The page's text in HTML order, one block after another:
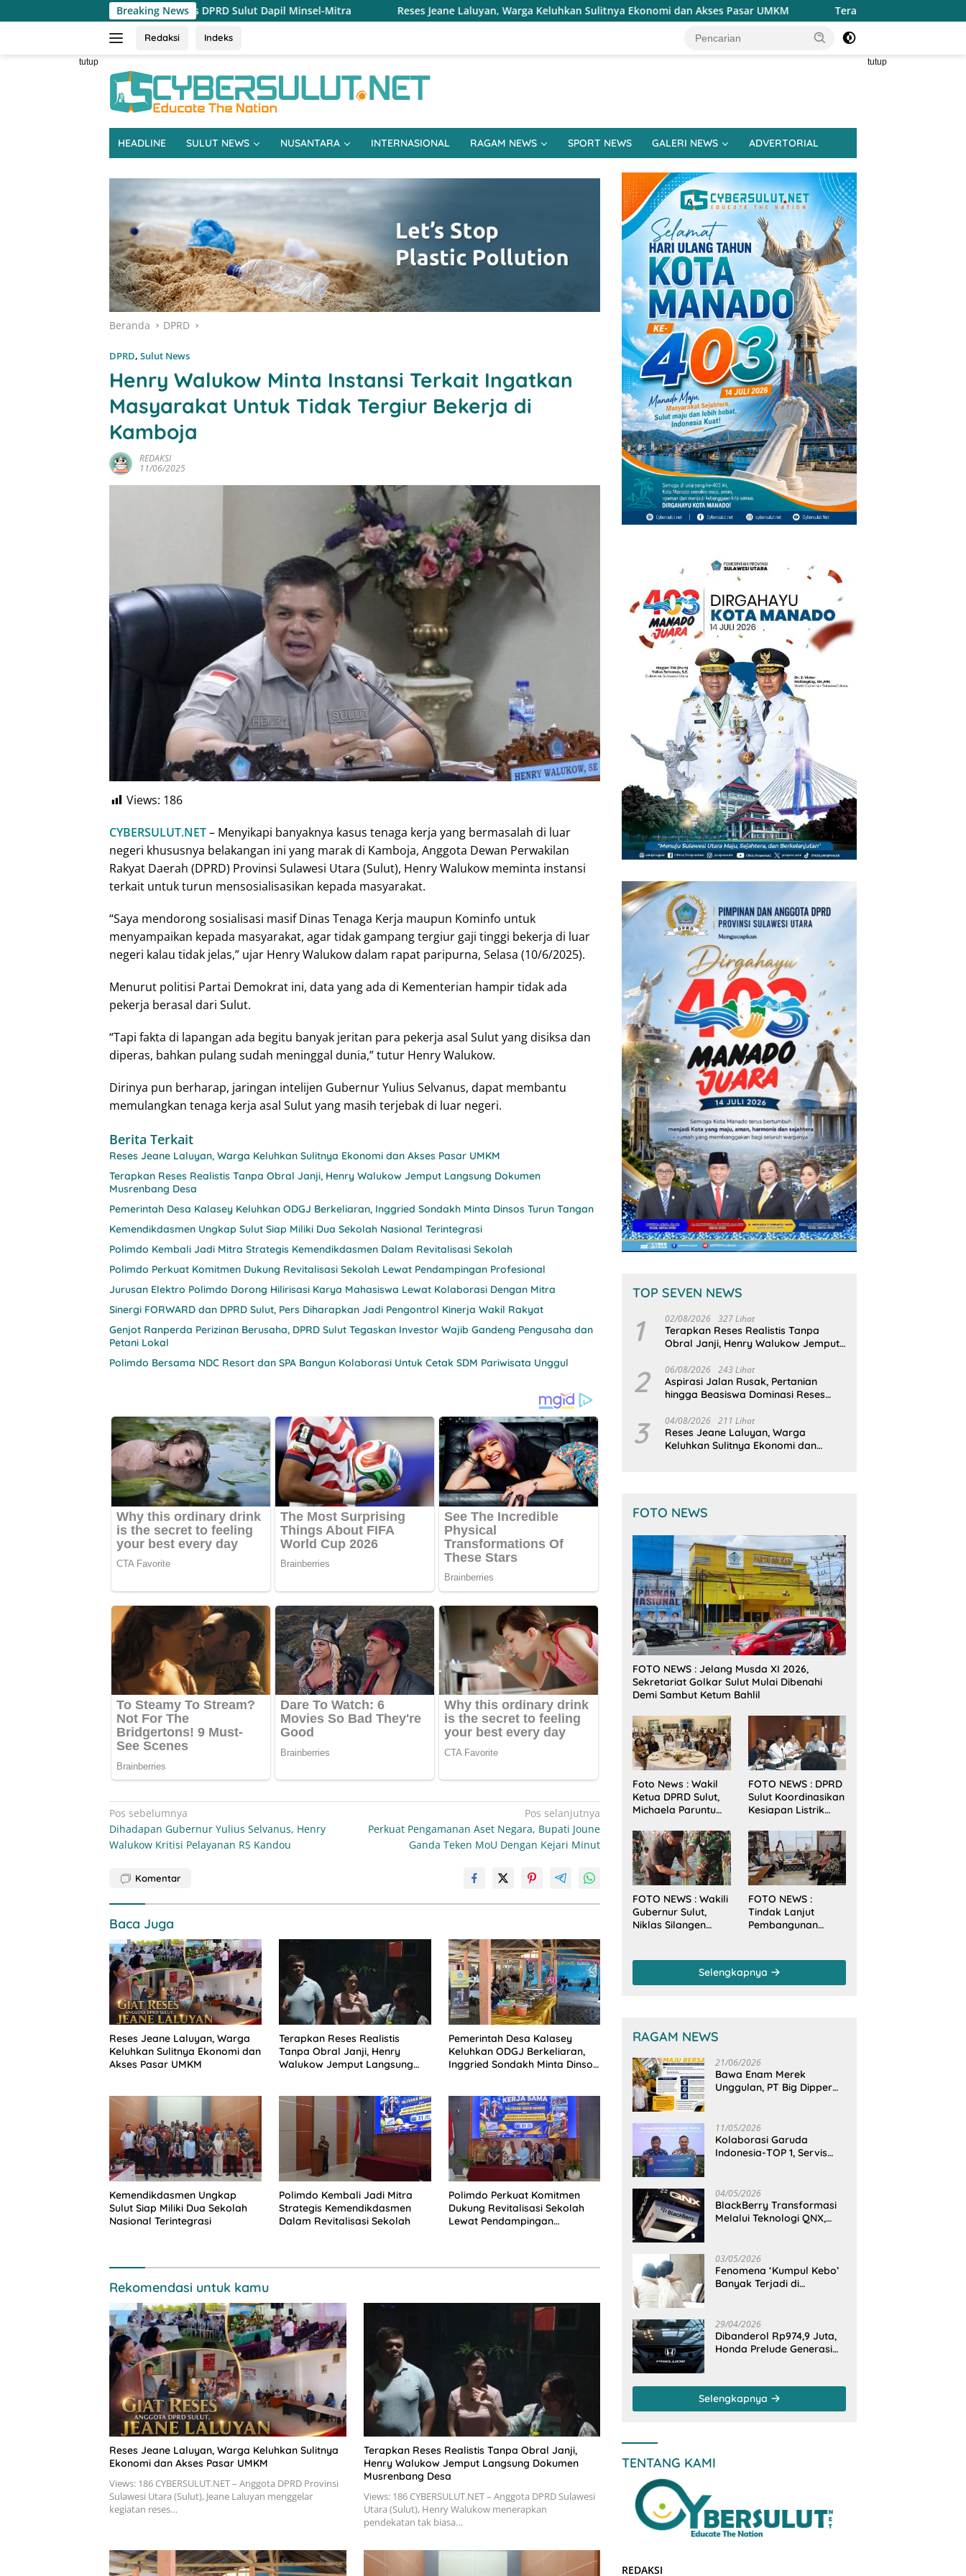
ke
Breaking News
Reses DPRD Sulut Dapil Minsel-Mitra Reses Jeane Laluyan, Warga Keluhkan Sulitnya Ekonomi dan Akses Pasar UMKM Terapkan Reses Realistis Tanpa Obral Janji, Henry
Redaksi Indeks
tutup tutup
HEADLINE SULUT NEWS NUSANTARA INTERNASIONAL RAGAM NEWS SPORT NEWS GALERI NEWS ADVERTORIAL
Beranda DPRD
DPRD, Sulut News
Henry Walukow Minta Instansi Terkait Ingatkan
Masyarakat Untuk Tidak Tergiur Bekerja di
Kamboja
REDAKSI
11/06/2025
Views: 186
CYBERSULUT.NET– Menyikapi banyaknya kasus tenaga kerja yang bermasalah di luar
negeri khususnya belakangan ini yang marak di Kamboja, Anggota Dewan Perwakilan
Rakyat Daerah (DPRD) Provinsi Sulawesi Utara (Sulut), Henry Walukow meminta instansi
terkait untuk turun mensosialisasikan kepada masyarakat.
“Saya mendorong sosialisasi masif Dinas Tenaga Kerja maupun Kominfo untuk
menyampaikan kepada masyarakat, agar tidak gampang tergiur gaji tinggi bekerja di luar
negeri kalau tidak jelas,” ujar Henry Walukow dalam rapat paripurna, Selasa (10/6/2025).
Menurut politisi Partai Demokrat ini, data yang ada di Kementerian hampir tidak ada
pekerja berasal dari Sulut.
“Tapi fakta di lapangan ada begitu banyak jeritan para pekerja asal Sulut yang disiksa dan
diperas, bahkan pulang sudah meninggal dunia,” tutur Henry Walukow.
Dirinya pun berharap, jaringan intelijen Gubernur Yulius Selvanus, dapat membantu
memulangkan tenaga kerja asal Sulut yang masih terjebak di luar negeri.
Berita Terkait
Reses Jeane Laluyan, Warga Keluhkan Sulitnya Ekonomi dan Akses Pasar UMKM
Terapkan Reses Realistis Tanpa Obral Janji, Henry Walukow Jemput Langsung Dokumen
Musrenbang Desa
Pemerintah Desa Kalasey Keluhkan ODGJ Berkeliaran, Inggried Sondakh Minta Dinsos Turun Tangan
Kemendikdasmen Ungkap Sulut Siap Miliki Dua Sekolah Nasional Terintegrasi
Polimdo Kembali Jadi Mitra Strategis Kemendikdasmen Dalam Revitalisasi Sekolah
Polimdo Perkuat Komitmen Dukung Revitalisasi Sekolah Lewat Pendampingan Profesional
Jurusan Elektro Polimdo Dorong Hilirisasi Karya Mahasiswa Lewat Kolaborasi Dengan Mitra
Sinergi FORWARD dan DPRD Sulut, Pers Diharapkan Jadi Pengontrol Kinerja Wakil Rakyat
Genjot Ranperda Perizinan Berusaha, DPRD Sulut Tegaskan Investor Wajib Gandeng Pengusaha dan
Petani Lokal
Polimdo Bersama NDC Resort dan SPA Bangun Kolaborasi Untuk Cetak SDM Pariwisata Unggul
Navigasi
pos
Pos sebelumnya
Dihadapan Gubernur Yulius Selvanus, Henry
Walukow Kritisi Pelayanan RS Kandou
Pos selanjutnya
Perkuat Pengamanan Aset Negara, Bupati Joune
Ganda Teken MoU Dengan Kejari Minut
Komentar
Baca Juga
Reses Jeane Laluyan, Warga
Keluhkan Sulitnya Ekonomi dan
Akses Pasar UMKM
Terapkan Reses Realistis
Tanpa Obral Janji, Henry
Walukow Jemput Langsung
Pemerintah Desa Kalasey
Keluhkan ODGJ Berkeliaran,
Inggried Sondakh Minta Dinsos
Kemendikdasmen Ungkap
Sulut Siap Miliki Dua Sekolah
Nasional Terintegrasi
Polimdo Kembali Jadi Mitra
Strategis Kemendikdasmen
Dalam Revitalisasi Sekolah
Polimdo Perkuat Komitmen
Dukung Revitalisasi Sekolah
Lewat Pendampingan
Rekomendasi untuk kamu
Reses Jeane Laluyan, Warga Keluhkan Sulitnya
Ekonomi dan Akses Pasar UMKM
Views: 186 CYBERSULUT.NET – Anggota DPRD Provinsi
Sulawesi Utara (Sulut), Jeane Laluyan menggelar
kegiatan reses…
Terapkan Reses Realistis Tanpa Obral Janji,
Henry Walukow Jemput Langsung Dokumen
Musrenbang Desa
Views: 186 CYBERSULUT.NET – Anggota DPRD Sulawesi
Utara (Sulut), Henry Walukow menerapkan
pendekatan tak biasa…
TOP SEVEN NEWS
1 02/08/2026 327 Lihat
Terapkan Reses Realistis Tanpa
Obral Janji, Henry Walukow Jemput
Desa
2 06/08/2026 243 Lihat
Aspirasi Jalan Rusak, Pertanian
hingga Beasiswa Dominasi Reses
3 04/08/2026 211 Lihat
Reses Jeane Laluyan, Warga
Keluhkan Sulitnya Ekonomi dan
FOTO NEWS
FOTO NEWS : Jelang Musda XI 2026,
Sekretariat Golkar Sulut Mulai Dibenahi
Demi Sambut Ketum Bahlil
Foto News : Wakil
Ketua DPRD Sulut,
Michaela Paruntu
Makan Malam
Gubernur Sulut
Bersama
Wamenkes RI
FOTO NEWS : DPRD
Sulut Koordinasikan
Kesiapan Listrik
Tahun Baru 2026
FOTO NEWS : Wakili
Gubernur Sulut,
Niklas Silangen
Desa Arakan Minsel
FOTO NEWS :
Tindak Lanjut
Pembangunan
Sulut Sambangi
Dirjen SDA
Selengkapnya
RAGAM NEWS
21/06/2026
Bawa Enam Merek
Unggulan, PT Big Dipper
Pasar di Sulawesi Utara
11/05/2026
Kolaborasi Garuda
Indonesia-TOP 1, Servis
04/05/2026
BlackBerry Transformasi
Melalui Teknologi QNX,
Otomotif
03/05/2026
Fenomena ‘Kumpul Kebo’
Banyak Terjadi di
di Kota Manado
29/04/2026
Dibanderol Rp974,9 Juta,
Honda Prelude Generasi
Selengkapnya
TENTANG KAMI
REDAKSI